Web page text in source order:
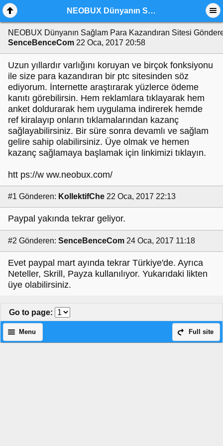
NEOBUX Dünyanın Sağlam Para Kazandıran Sitesi
NEOBUX Dünyanın Sağlam Para Kazandıran Sitesi
SenceBenceCom 22 Oca, 2017 20:58
Uzun yıllardır varlığını koruyan ve birçok fonksiyonu
ile size para kazandıran bir ptc sitesinden söz
ediyorum. İnternette araştırarak yüzlerce ödeme
kanıtı görebilirsin. Hem reklamlara tıklayarak hem
anket doldurarak hem uygulama indirerek hemde
ref kiralayıp onların tıklamalarından kazanç
sağlayabilirsiniz. Bir süre sonra devamlı ve sağlam
gelire sahip olabilirsiniz. Üye olmak ve hemen
kazanç sağlamaya başlamak için linkimizi tıklayın.
htt ps://w ww.neobux.com/
#1 Gönderen: KollektifChe 22 Oca, 2017 22:13
Paypal yakında tekrar geliyor.
#2 Gönderen: SenceBenceCom 24 Oca, 2017 11:18
Evet paypal mart ayında tekrar Türkiye'de. Ayrıca
Neteller, Skrill, Payza kullanılıyor. Yukarıdaki likten
üye olabilirsiniz.
Go to page:
Full site
Menu